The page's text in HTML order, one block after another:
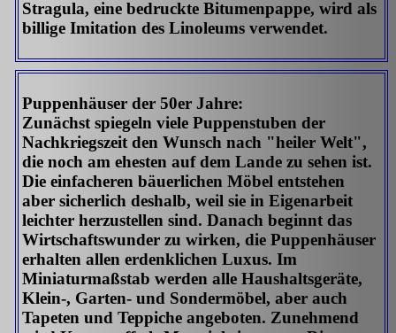
Stragula, eine bedruckte Bitumenpappe, wird als
billige Imitation des Linoleums verwendet.
Puppenhäuser der 50er Jahre:
Zunächst spiegeln viele Puppenstuben der
Nachkriegszeit den Wunsch nach "heiler Welt",
die noch am ehesten auf dem Lande zu sehen ist.
Die einfacheren bäuerlichen Möbel entstehen
aber sicherlich deshalb, weil sie in Eigenarbeit
leichter herzustellen sind. Danach beginnt das
Wirtschaftswunder zu wirken, die Puppenhäuser
erhalten allen erdenklichen Luxus. Im
Miniaturmaßstab werden alle Haushaltsgeräte,
Klein-, Garten- und Sondermöbel, aber auch
Tapeten und Teppiche angeboten. Zunehmend